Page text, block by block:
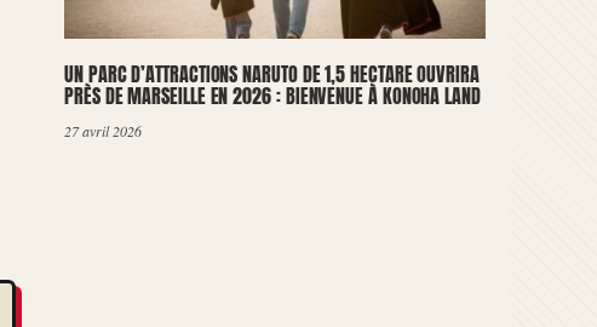
UN PARC D’ATTRACTIONS NARUTO DE 1,5 HECTARE OUVRIRA
PRÈS DE MARSEILLE EN 2026 : BIENVENUE À KONOHA LAND
27 avril 2026